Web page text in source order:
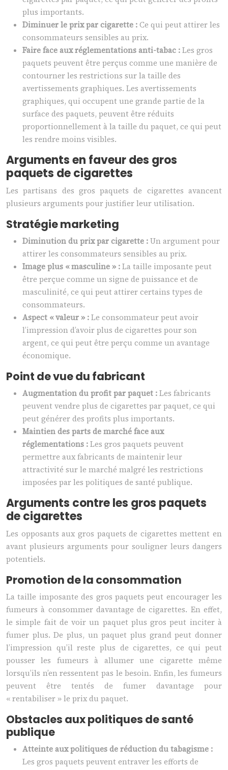
plus importants.
Diminuer le prix par cigarette :Ce qui peut attirer les
consommateurs sensibles au prix.
Faire face aux réglementations anti-tabac :Les gros
paquets peuvent être perçus comme une manière de
contourner les restrictions sur la taille des
avertissements graphiques. Les avertissements
graphiques, qui occupent une grande partie de la
surface des paquets, peuvent être réduits
proportionnellement à la taille du paquet, ce qui peut
les rendre moins visibles.
Arguments en faveur des gros
paquets de cigarettes
Les partisans des gros paquets de cigarettes avancent
plusieurs arguments pour justifier leur utilisation.
Stratégie marketing
Diminution du prix par cigarette :Un argument pour
attirer les consommateurs sensibles au prix.
Image plus « masculine » :La taille imposante peut
être perçue comme un signe de puissance et de
masculinité, ce qui peut attirer certains types de
consommateurs.
Aspect « valeur » :Le consommateur peut avoir
l’impression d’avoir plus de cigarettes pour son
argent, ce qui peut être perçu comme un avantage
économique.
Point de vue du fabricant
Augmentation du profit par paquet :Les fabricants
peuvent vendre plus de cigarettes par paquet, ce qui
peut générer des profits plus importants.
Maintien des parts de marché face aux
réglementations :Les gros paquets peuvent
permettre aux fabricants de maintenir leur
attractivité sur le marché malgré les restrictions
imposées par les politiques de santé publique.
Arguments contre les gros paquets
de cigarettes
Les opposants aux gros paquets de cigarettes mettent en
avant plusieurs arguments pour souligner leurs dangers
potentiels.
Promotion de la consommation
La taille imposante des gros paquets peut encourager les
fumeurs à consommer davantage de cigarettes. En effet,
le simple fait de voir un paquet plus gros peut inciter à
fumer plus. De plus, un paquet plus grand peut donner
l’impression qu’il reste plus de cigarettes, ce qui peut
pousser les fumeurs à allumer une cigarette même
lorsqu’ils n’en ressentent pas le besoin. Enfin, les fumeurs
peuvent être tentés de fumer davantage pour
« rentabiliser » le prix du paquet.
Obstacles aux politiques de santé
publique
Atteinte aux politiques de réduction du tabagisme :
Les gros paquets peuvent entraver les efforts de